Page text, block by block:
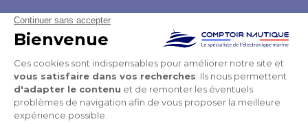
PRODUITS DE LA MÊME CATÉGORIE
PRODUITS DE LA MÊME MARQUE
VOUS POURRIEZ AUSSI AIMER